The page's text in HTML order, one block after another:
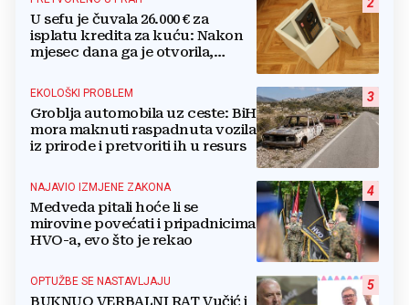
U sefu je čuvala 26.000 € za
isplatu kredita za kuću: Nakon
mjesec dana ga je otvorila,
3
EKOLOŠKI PROBLEM
Groblja automobila uz ceste: BiH
mora maknuti raspadnuta vozila
iz prirode i pretvoriti ih u resurs
4
NAJAVIO IZMJENE ZAKONA
Medveda pitali hoće li se
mirovine povećati i pripadnicima
HVO-a, evo što je rekao
5
OPTUŽBE SE NASTAVLJAJU
BUKNUO VERBALNI RAT Vučić i